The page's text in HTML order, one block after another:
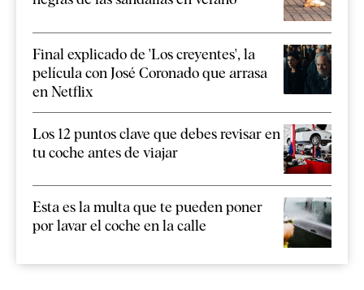
Final explicado de 'Los creyentes', la
película con José Coronado que arrasa
en Netflix
Los 12 puntos clave que debes revisar en
tu coche antes de viajar
Esta es la multa que te pueden poner
por lavar el coche en la calle